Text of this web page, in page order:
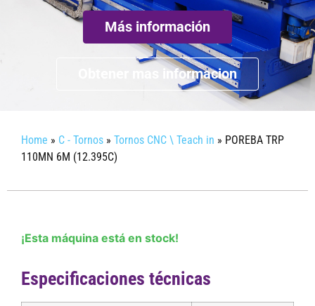
Más información
Obtener mas informacion
Home » C - Tornos » Tornos CNC \ Teach in » POREBA TRP
110MN 6M (12.395C)
¡Esta máquina está en stock!
Especificaciones técnicas